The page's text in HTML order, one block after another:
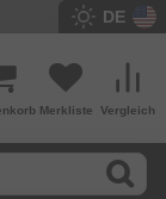
DE
Vergleich
Merkliste